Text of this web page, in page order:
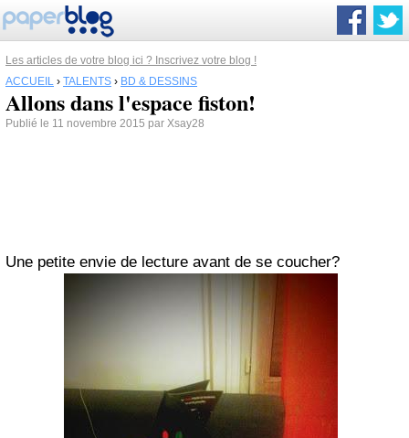
Les articles de votre blog ici ? Inscrivez votre blog !
ACCUEIL › TALENTS › BD & DESSINS
Allons dans l'espace fiston!
Publié le 11 novembre 2015 par Xsay28
Une petite envie de lecture avant de se coucher?